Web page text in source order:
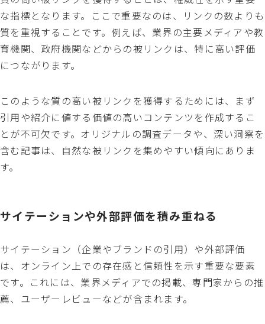
な指標となります。ここで重要なのは、リンクの数よりも
質を重視することです。例えば、業界の主要メディアや教
育機関、政府機関などからの被リンクは、特に高い評価
につながります。
このような質の高い被リンクを獲得するためには、まず
引用や紹介に値する価値の高いコンテンツを作成するこ
とが不可欠です。オリジナルの調査データや、深い洞察を
含む記事は、自然な被リンクを集めやすい傾向にありま
す。
サイテーションや外部評価を積み重ねる
サイテーション（企業やブランドの引用）や外部評価
は、オンライン上での存在感と信頼性を示す重要な要素
です。これには、業界メディアでの掲載、専門家からの推
薦、ユーザーレビューなどが含まれます。